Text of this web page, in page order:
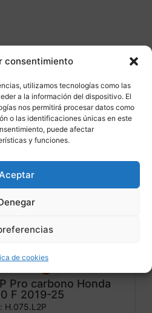
consentimiento
utilizamos tecnologías como las
a la información del dispositivo. El
nos permitirá procesar datos como
o las identificaciones únicas en este
puede afectar
y funciones.
Aceptar
de cookies
Pro carbono Honda
F 2019-25
H.075.L2P